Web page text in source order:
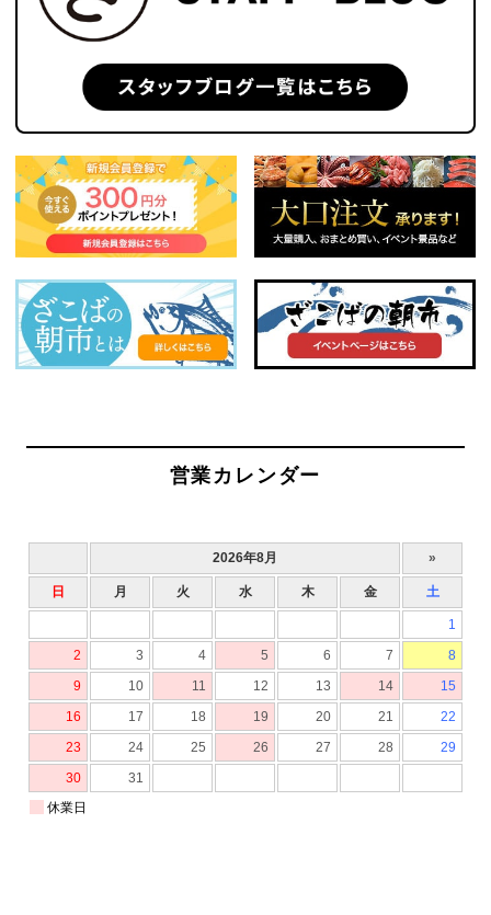
営業カレンダー